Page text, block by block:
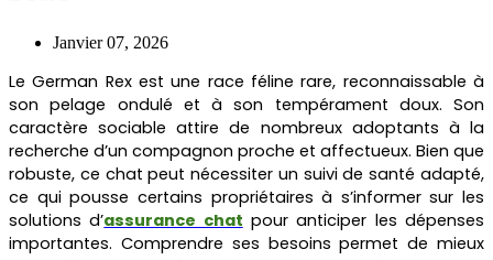
Janvier 07, 2026
Le German Rex est une race féline rare, reconnaissable à
son pelage ondulé et à son tempérament doux. Son
caractère sociable attire de nombreux adoptants à la
recherche d’un compagnon proche et affectueux. Bien que
robuste, ce chat peut nécessiter un suivi de santé adapté,
ce qui pousse certains propriétaires à s’informer sur les
solutions d’assurance chat pour anticiper les dépenses
importantes. Comprendre ses besoins permet de mieux